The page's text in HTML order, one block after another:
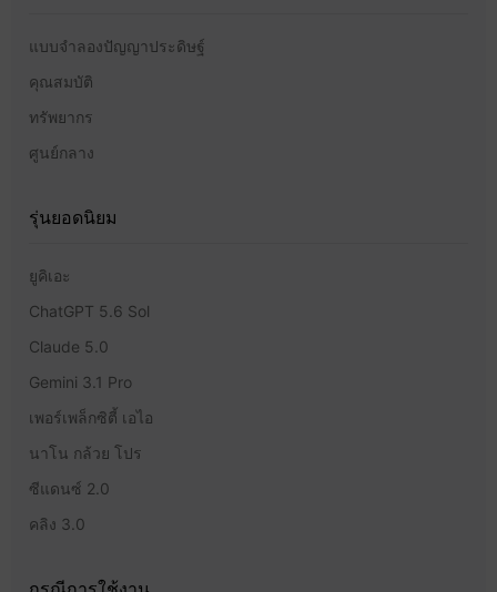
แบบจำลองปัญญาประดิษฐ์
คุณสมบัติ
ทรัพยากร
ศูนย์กลาง
รุ่นยอดนิยม
ยูคิเอะ
ChatGPT 5.6 Sol
Claude 5.0
Gemini 3.1 Pro
เพอร์เพล็กซิตี้ เอไอ
นาโน กล้วย โปร
ซีแดนซ์ 2.0
คลิง 3.0